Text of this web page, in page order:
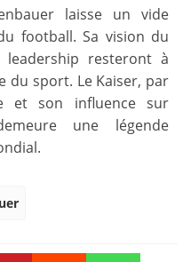
laisse un vide
football. Sa vision du
resteront à
du sport. Le Kaiser, par
et son influence sur
une légende